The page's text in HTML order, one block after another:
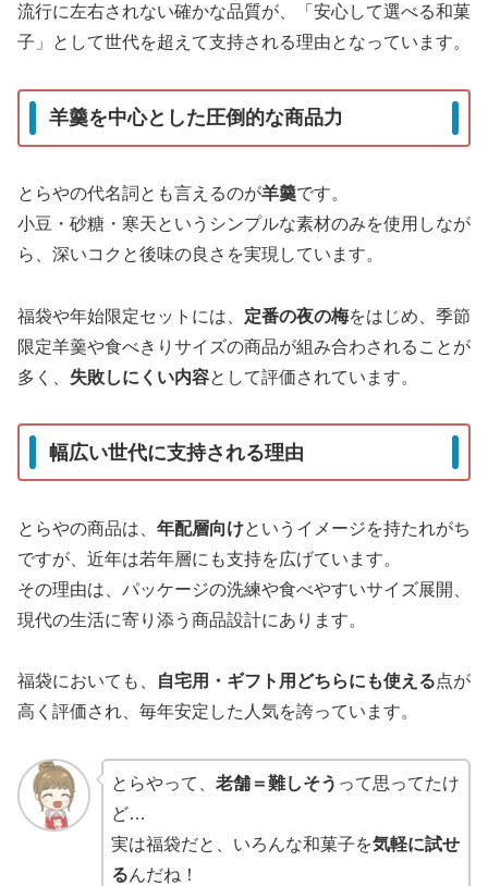
流行に左右されない確かな品質が、「安心して選べる和菓
子」として世代を超えて支持される理由となっています。
羊羹を中心とした圧倒的な商品力
とらやの代名詞とも言えるのが羊羹です。
小豆・砂糖・寒天というシンプルな素材のみを使用しなが
ら、深いコクと後味の良さを実現しています。
福袋や年始限定セットには、 定番の夜の梅をはじめ、季節
限定羊羹や食べきりサイズの商品が組み合わされることが
多く、 失敗しにくい内容として評価されています。
幅広い世代に支持される理由
とらやの商品は、 年配層向けというイメージを持たれがち
ですが、近年は若年層にも支持を広げています。
その理由は、パッケージの洗練や食べやすいサイズ展開、
現代の生活に寄り添う商品設計にあります。
福袋においても、 自宅用・ギフト用どちらにも使える点が
高く評価され、毎年安定した人気を誇っています。
とらやって、 老舗＝難しそう って思ってたけ
ど…
実は福袋だと、いろんな和菓子を気軽に試せ
るんだね！